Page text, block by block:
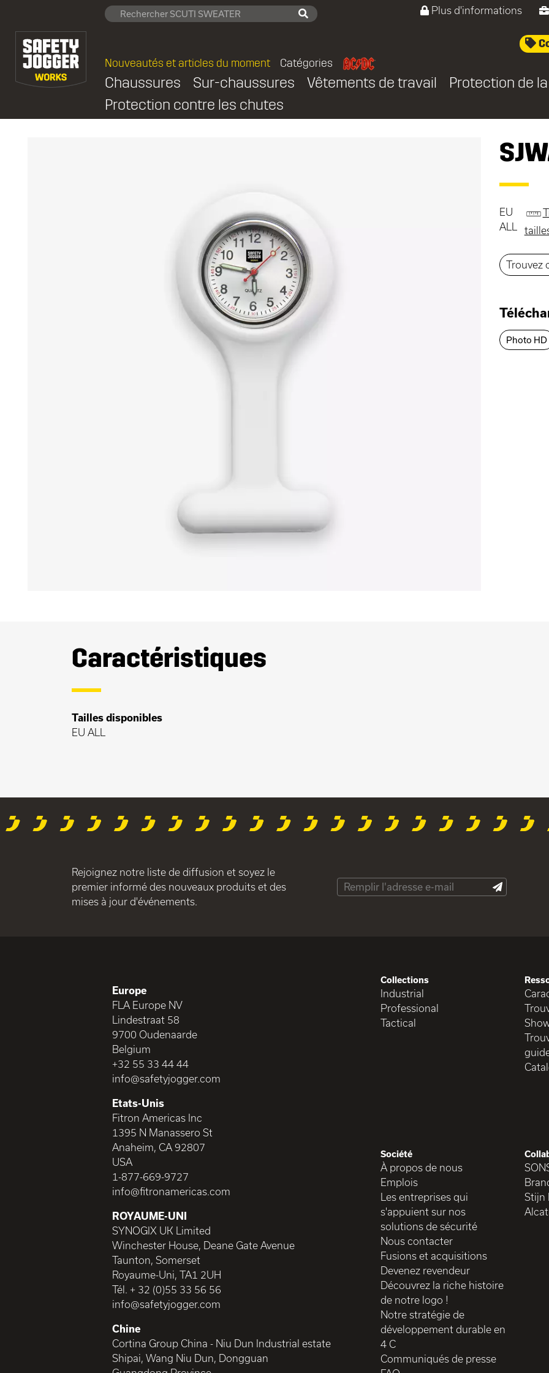
Plus d'informations
Nouveautés et articles du moment Catégories
Chaussures Sur-chaussures Vêtements de travail Protection de
Protection contre les chutes
EU
ALL
Trouvez
Photo HD
Caractéristiques
Tailles disponibles
EU ALL
Rejoignez notre liste de diffusion et soyez le
premier informé des nouveaux produits et des
mises à jour d'événements.
Europe
FLA Europe NV
Lindestraat 58
9700 Oudenaarde
Belgium
+32 55 33 44 44
info@safetyjogger.com
Etats-Unis
Fitron Americas Inc
1395 N Manassero St
Anaheim, CA 92807
USA
1-877-669-9727
info@fitronamericas.com
ROYAUME-UNI
SYNOGIX UK Limited
Winchester House, Deane Gate Avenue
Taunton, Somerset
Royaume-Uni, TA1 2UH
Tél. + 32 (0)55 33 56 56
info@safetyjogger.com
Chine
Cortina Group China - Niu Dun Industrial estate
Shipai, Wang Niu Dun, Dongguan
Collections
Industrial
Professional
Tactical
Société
À propos de nous
Emplois
Les entreprises qui
s'appuient sur nos
solutions de sécurité
Nous contacter
Fusions et acquisitions
Devenez revendeur
Découvrez la riche histoire
de notre logo !
Notre stratégie de
développement durable en
4 C
Communiqués de presse
Stijn